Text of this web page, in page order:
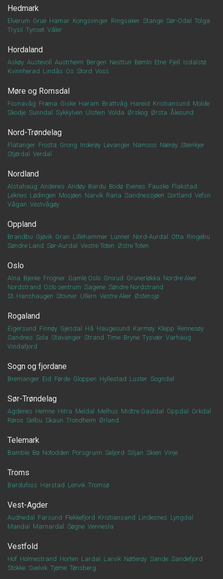
Hedmark
Elverum Grue Hamar Kongsvinger Ringsaker Stange Sør-Odal
Tolga
Trysil
Tynset Våler
Hordaland
Askøy Austevoll Austrheim Bergen Nesttun Bømlo Etne Fjell
Isdalstø
Kvinnherad Lindås Os Stord Voss
Møre og Romsdal
Fosnavåg Fræna Giske Haram Brattvåg Hareid Kristiansund Molde
Skodje Sunndal Sykkylven Ulstein Volda Ørskog Ørsta Ålesund
Nord-Trøndelag
Flatanger Frosta Grong Inderøy Levanger Namsos Nærøy Steinkjer
Stjørdal
Verdal
Nordland
Alstahaug Andenes Andøy Bardu Bodø Evenes Fauske Flakstad
Leknes Lødingen Mosjøen Narvik Rana Sandnessjøen Sortland Vefsn
Vågan Vestvågøy
Oppland
Brandbu Gjøvik Gran Lillehammer Lunner Nord-Aurdal Otta Ringebu
Søndre Land Sør-Aurdal Vestre Toten Østre Toten
Oslo
Alna Bjerke Frogner Gamle Oslo Grorud Grünerløkka Nordre Aker
Nordstrand Oslo sentrum Sagene Søndre Nordstrand
St. Hanshaugen Stovner Ullern Vestre Aker Østensjø
Rogaland
Eigersund Finnøy Gjesdal Hå Haugesund Karmøy Klepp Rennesøy
Sandnes Sola Stavanger Strand Time Bryne Tysvær Varhaug
Vindafjord
Sogn og fjordane
Bremanger Eid Førde Gloppen Hyllestad Luster Sogndal
Sør-Trøndelag
Agdenes Hemne Hitra Meldal Melhus Midtre Gauldal Oppdal
Orkdal
Røros Selbu Skaun Trondheim Ørland
Telemark
Bamble Bø Notodden Porsgrunn Seljord Siljan Skien Vinje
Troms
Bardufoss Harstad Lenvik Tromsø
Vest-Agder
Audnedal Farsund Flekkefjord Kristiansand Lindesnes Lyngdal
Mandal
Marnardal Søgne Vennesla
Vestfold
Hof Holmestrand Horten Lardal Larvik Nøtterøy Sande Sandefjord
Stokke Svelvik Tjøme Tønsberg